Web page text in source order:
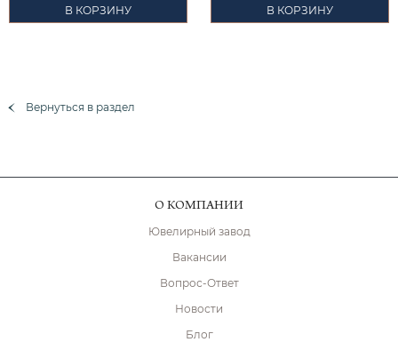
В КОРЗИНУ В КОРЗИНУ
Вернуться в раздел
О КОМПАНИИ
Ювелирный завод
Вакансии
Вопрос-Ответ
Новости
Блог